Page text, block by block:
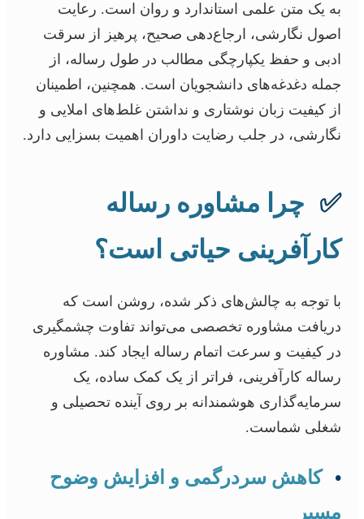
به یک متن علمی استاندارد و روان است. رعایت
اصول نگارشی، ارجاع‌دهی صحیح، پرهیز از سرقت
ادبی و حفظ یکپارچگی مطالب در طول رساله، از
جمله دغدغه‌های دانشجویان است. همچنین، اطمینان
از کیفیت زبان نوشتاری و نداشتن غلط‌های املایی و
نگارشی، در جلب رضایت داوران اهمیت بسزایی دارد.
✅ چرا مشاوره رساله
کارآفرینی حیاتی است؟
با توجه به چالش‌های ذکر شده، روشن است که
دریافت مشاوره تخصصی می‌تواند تفاوت چشمگیری
در کیفیت و سرعت اتمام رساله ایجاد کند. مشاوره
رساله کارآفرینی، فراتر از یک کمک ساده، یک
سرمایه‌گذاری هوشمندانه بر روی آینده تحصیلی و
شغلی شماست.
• کاهش سردرگمی و افزایش وضوح
مسیر